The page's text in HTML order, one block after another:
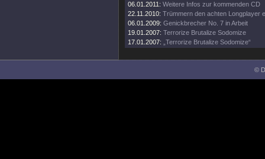
06.01.2011: Weitere Infos zur kommenden CD
22.11.2010: Trümmern den achten Longplayer
06.01.2009: Genickbrecher No. 7 in Arbeit
19.01.2007: Terrorize Brutalize Sodomize
17.01.2007:
„Terrorize Brutalize Sodomize“
©